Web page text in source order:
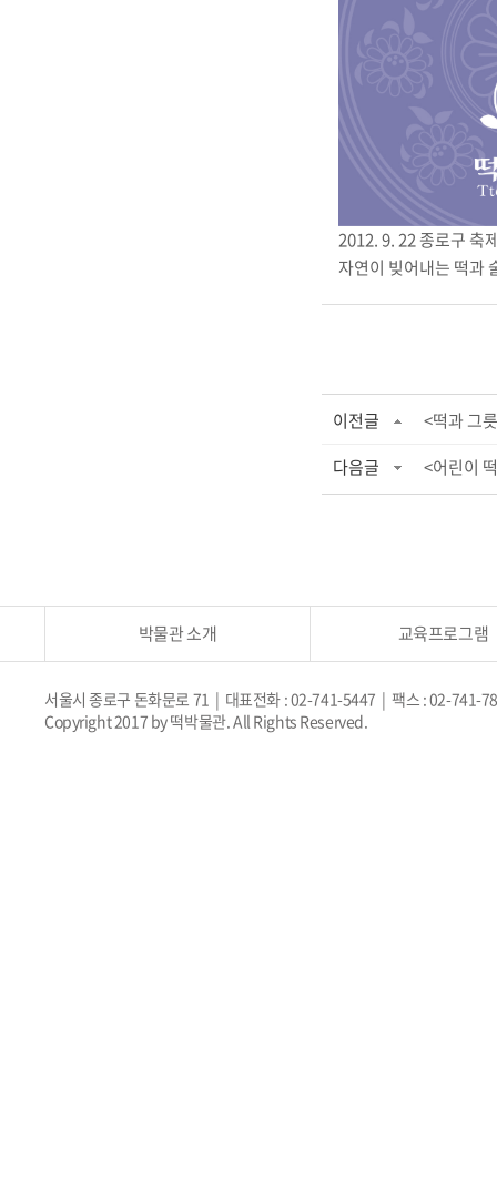
2012. 9. 22 종로구 축
자연이 빚어내는 떡과
이전글
<떡과 그
다음글
<어린이
박물관 소개 교육프로그램
서울시 종로구 돈화문로 71 | 대표전화 : 02-741-5447 | 팩스 : 02-741-
Copyright 2017 by 떡박물관. All Rights Reserved.